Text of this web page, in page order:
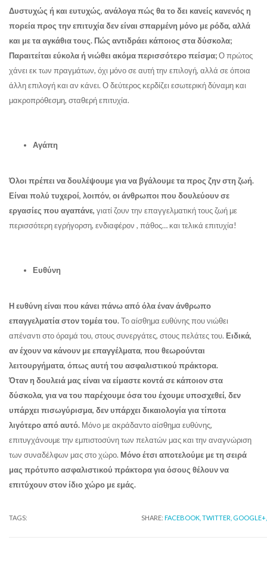
Δυστυχώς ή και ευτυχώς, ανάλογα πώς θα το δει κανείς κανενός η
πορεία προς την επιτυχία δεν είναι σπαρμένη μόνο με ρόδα, αλλά
και με τα αγκάθια τους. Πώς αντιδράει κάποιος στα δύσκολα;
Παραιτείται εύκολα ή νιώθει ακόμα περισσότερο πείσμα;Ο πρώτος
χάνει εκ των πραγμάτων, όχι μόνο σε αυτή την επιλογή, αλλά σε όποια
άλλη επιλογή και αν κάνει. Ο δεύτερος κερδίζει εσωτερική δύναμη και
μακροπρόθεσμη, σταθερή επιτυχία.
Αγάπη
Όλοι πρέπει να δουλέψουμε για να βγάλουμε τα προς ζην στη ζωή.
Είναι πολύ τυχεροί, λοιπόν, οι άνθρωποι που δουλεύουν σε
εργασίες που αγαπάνε, γιατί ζουν την επαγγελματική τους ζωή με
περισσότερη εγρήγορση, ενδιαφέρον , πάθος… και τελικά επιτυχία!
Ευθύνη
Η ευθύνη είναι που κάνει πάνω από όλα έναν άνθρωπο
επαγγελματία στον τομέα του.Το αίσθημα ευθύνης που νιώθει
απέναντι στο όραμά του, στους συνεργάτες, στους πελάτες του. Ειδικά,
αν έχουν να κάνουν με επαγγέλματα, που θεωρούνται
λειτουργήματα, όπως αυτή του ασφαλιστικού πράκτορα.
Όταν η δουλειά μας είναι να είμαστε κοντά σε κάποιον στα
δύσκολα, για να του παρέχουμε όσα του έχουμε υποσχεθεί, δεν
υπάρχει πισωγύρισμα, δεν υπάρχει δικαιολογία για τίποτα
λιγότερο από αυτό. Μόνο με ακράδαντο αίσθημα ευθύνης,
επιτυγχάνουμε την εμπιστοσύνη των πελατών μας και την αναγνώριση
των συναδέλφων μας στο χώρο. Μόνο έτσι αποτελούμε με τη σειρά
μας πρότυπο ασφαλιστικού πράκτορα για όσους θέλουν να
επιτύχουν στον ίδιο χώρο με εμάς.
TAGS: SHARE: FACEBOOK, TWITTER, GOOGLE+,